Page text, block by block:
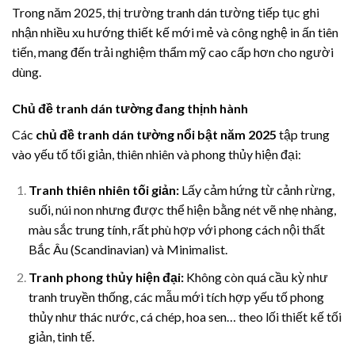
Trong năm 2025, thị trường tranh dán tường tiếp tục ghi
nhận nhiều xu hướng thiết kế mới mẻ và công nghệ in ấn tiên
tiến, mang đến trải nghiệm thẩm mỹ cao cấp hơn cho người
dùng.
Chủ đề tranh dán tường đang thịnh hành
Các chủ đề tranh dán tường nổi bật năm 2025 tập trung
vào yếu tố tối giản, thiên nhiên và phong thủy hiện đại:
Tranh thiên nhiên tối giản:Lấy cảm hứng từ cảnh rừng,
suối, núi non nhưng được thể hiện bằng nét vẽ nhẹ nhàng,
màu sắc trung tính, rất phù hợp với phong cách nội thất
Bắc Âu (Scandinavian) và Minimalist.
Tranh phong thủy hiện đại:Không còn quá cầu kỳ như
tranh truyền thống, các mẫu mới tích hợp yếu tố phong
thủy như thác nước, cá chép, hoa sen… theo lối thiết kế tối
giản, tinh tế.